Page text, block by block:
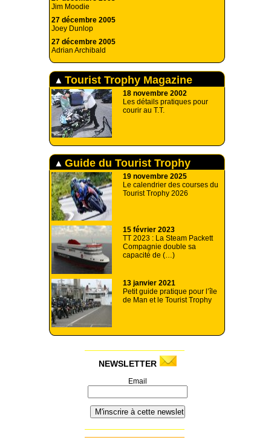
Jim Moodie
27 décembre 2005
Joey Dunlop
27 décembre 2005
Adrian Archibald
Tourist Trophy Magazine
18 novembre 2002
Les détails pratiques pour
courir au T.T.
Guide du Tourist Trophy
19 novembre 2025
Le calendrier des courses du
Tourist Trophy 2026
15 février 2023
TT 2023 : La Steam Packett
Compagnie double sa
capacité de (…)
13 janvier 2021
Petit guide pratique pour l’île
de Man et le Tourist Trophy
NEWSLETTER
Email